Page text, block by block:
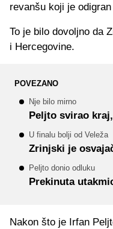
revanšu koji je
To je bilo dovoljno da
i Hercegovine.
POVEZANO
Nje bilo mirno
Peljto svirao
U finalu bolji od Veleža
Zrinjski je
Peljto donio odluku
Prekinuta
Nakon što je Irfan